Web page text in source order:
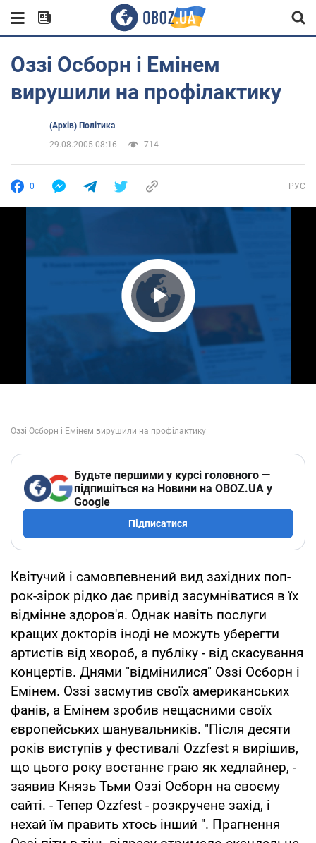
Оззі Осборн і Емінем
вирушили на профілактику
(Архів) Політика
29.08.2005 08:16
714
0 РУС
Play Video
Будьте першими у курсі головного —
підпишіться на Новини на OBOZ.UA у
Google
Підписатися
Квітучий і самовпевнений вид західних поп-
рок-зірок рідко дає привід засумніватися в їх
відмінне здоров'я. Однак навіть послуги
кращих докторів іноді не можуть уберегти
артистів від хвороб, а публіку - від скасування
концертів. Днями "відмінилися" Оззі Осборн і
Емінем. Оззі засмутив своїх американських
фанів, а Емінем зробив нещасними своїх
європейських шанувальників. "Після десяти
років виступів у фестивалі Ozzfest я вирішив,
що цього року востаннє граю як хедлайнер, -
заявив Князь Тьми Оззі Осборн на своєму
сайті. - Тепер Ozzfest - розкручене захід, і
нехай їм править хтось інший ". Прагнення